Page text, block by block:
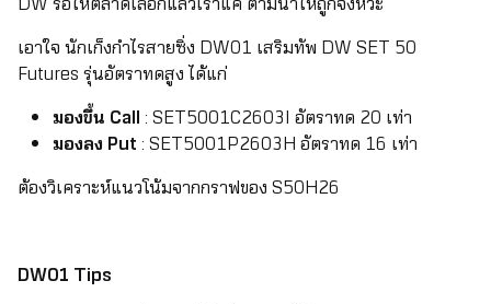
เอาใจ นักเก็งกำไรสายซิ่ง DW01 เสริมทัพ DW SET 50
Futures รุ่นอัตราทดสูง ได้แก่
มองขึ้น Call: SET5001C2603I อัตราทด 20 เท่า
มองลง Put: SET5001P2603H อัตราทด 16 เท่า
ต้องวิเคราะห์แนวโน้มจากกราฟของ S50H26
DW01 Tips